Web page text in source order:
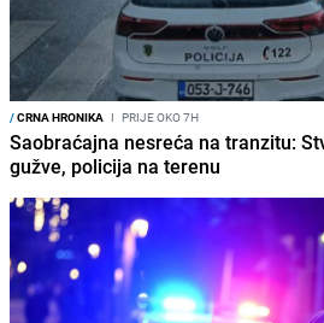
/CRNA HRONIKA I PRIJE OKO 7H
Saobraćajna nesreća na tranzitu:
gužve, policija na terenu